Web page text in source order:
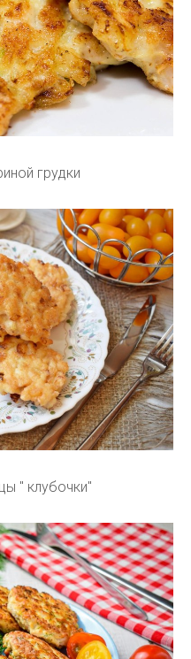
грудки
" клубочки"